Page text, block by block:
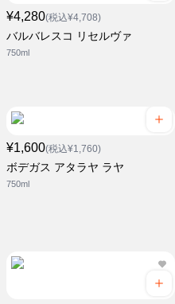
¥4,280(税込¥4,708)
バルバレスコ リセルヴァ
750ml
¥1,600(税込¥1,760)
ボデガス アタラヤ ラヤ
750ml